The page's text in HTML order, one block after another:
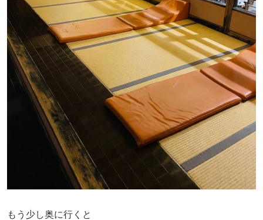
もう少し奥に行くと